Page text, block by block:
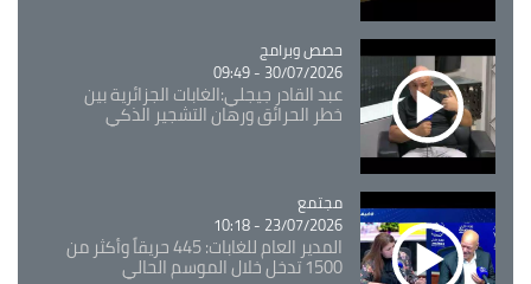
Catégorie
حصص وبرامج
30/07/2026 - 09:49
عبد القادر جيجلي:الغابات الجزائرية بين
خطر الحرائق ورهان التشجير الذكي
Catégorie
مجتمع
23/07/2026 - 10:18
المدير العام للغابات: 445 حريقاً وأكثر من
1500 تدخل خلال الموسم الحالي